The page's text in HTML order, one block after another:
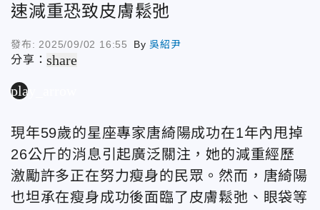
速減重恐致皮膚鬆弛
發布: 2025/09/02 16:55 By吳紹尹
分享：share
play_arrow
現年59歲的星座專家唐綺陽成功在1年內甩掉
26公斤的消息引起廣泛關注，她的減重經歷
激勵許多正在努力瘦身的民眾。然而，唐綺陽
也坦承在瘦身成功後面臨了皮膚鬆弛、眼袋等